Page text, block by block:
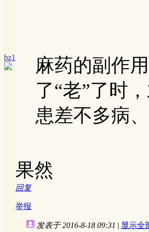
bz1
麻药的副作
了“老”了时
患差不多病
果然
回复
举报
发表于 2016-8-18 09:31 | 显示全